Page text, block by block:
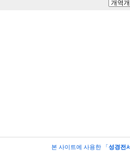
본 사이트에 사용한 「 성경전